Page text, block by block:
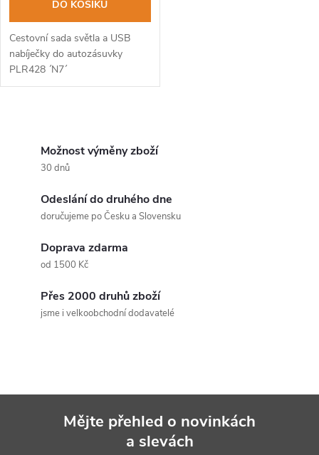
DO KOŠÍKU
Cestovní sada světla a USB
nabíječky do autozásuvky
PLR428 ´N7´
Možnost výměny zboží
30 dnů
Odeslání do druhého dne
doručujeme po Česku a Slovensku
Doprava zdarma
od 1500 Kč
Přes 2000 druhů zboží
jsme i velkoobchodní dodavatelé
Mějte přehled o novinkách
a slevách